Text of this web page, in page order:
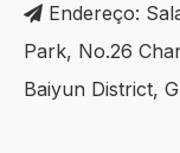
 Endereço:
Park, No.26
Baiyun District,